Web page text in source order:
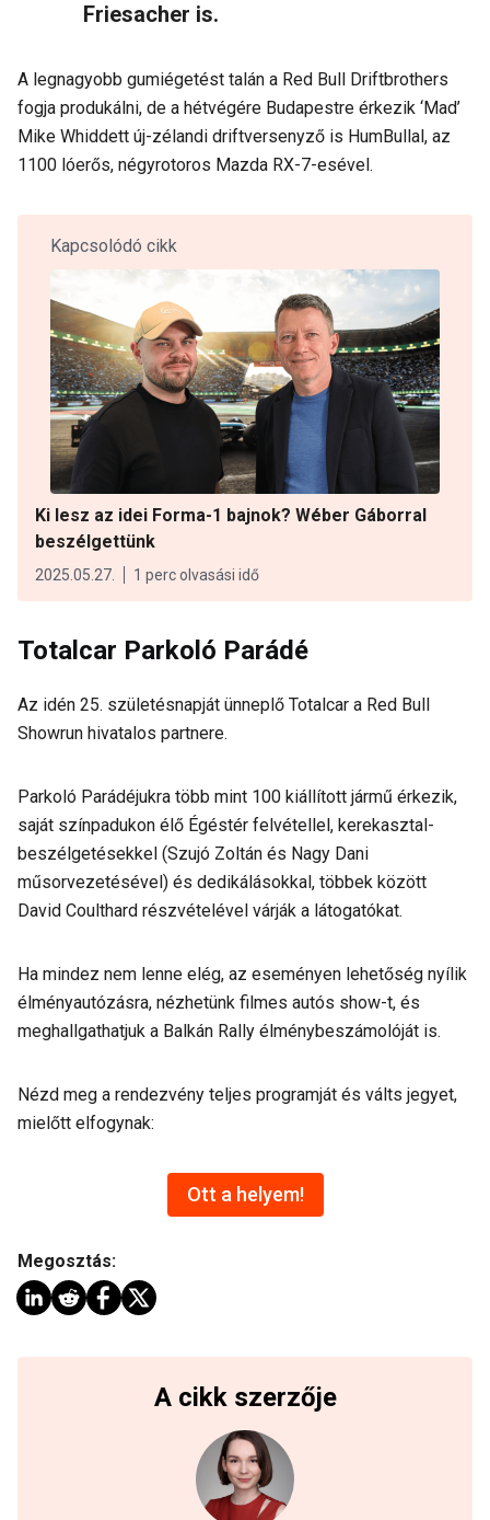
Friesacher is.
A legnagyobb gumiégetést talán a Red Bull Driftbrothers
fogja produkálni, de a hétvégére Budapestre érkezik ‘Mad’
Mike Whiddett új-zélandi driftversenyző is HumBullal, az
1100 lóerős, négyrotoros Mazda RX-7-esével.
Kapcsolódó cikk
Ki lesz az idei Forma-1 bajnok? Wéber Gáborral
beszélgettünk
2025.05.27. 1 perc olvasási idő
Totalcar Parkoló Parádé
Az idén 25. születésnapját ünneplő Totalcar a Red Bull
Showrun hivatalos partnere.
Parkoló Parádéjukra több mint 100 kiállított jármű érkezik,
saját színpadukon élő Égéstér felvétellel, kerekasztal-
beszélgetésekkel (Szujó Zoltán és Nagy Dani
műsorvezetésével) és dedikálásokkal, többek között
David Coulthard részvételével várják a látogatókat.
Ha mindez nem lenne elég, az eseményen lehetőség nyílik
élményautózásra, nézhetünk filmes autós show-t, és
meghallgathatjuk a Balkán Rally élménybeszámolóját is.
Nézd meg a rendezvény teljes programját és válts jegyet,
mielőtt elfogynak:
Ott a helyem!
Megosztás:
A cikk szerzője